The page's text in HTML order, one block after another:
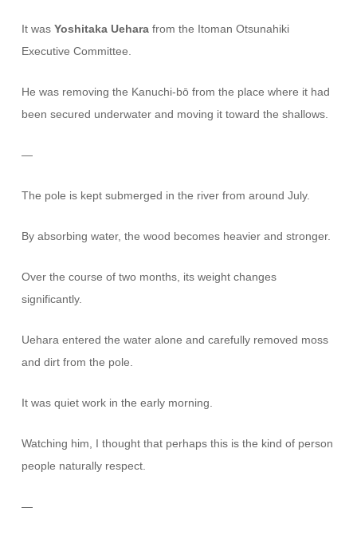
It wasYoshitaka Uehara from the Itoman Otsunahiki
Executive Committee.
He was removing the Kanuchi-bō from the place where it had
been secured underwater and moving it toward the shallows.
—
The pole is kept submerged in the river from around July.
By absorbing water, the wood becomes heavier and stronger.
Over the course of two months, its weight changes
significantly.
Uehara entered the water alone and carefully removed moss
and dirt from the pole.
It was quiet work in the early morning.
Watching him, I thought that perhaps this is the kind of person
people naturally respect.
—